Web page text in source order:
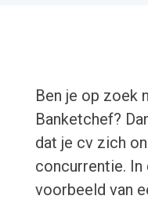
Ben je op zoek
Banketchef?
dat je cv zich
concurrentie.
voorbeeld van